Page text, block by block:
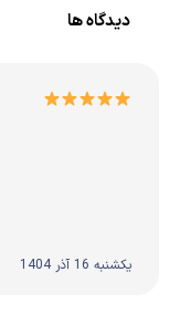
دیدگاه ها
یکشنبه 16 آذر 1404